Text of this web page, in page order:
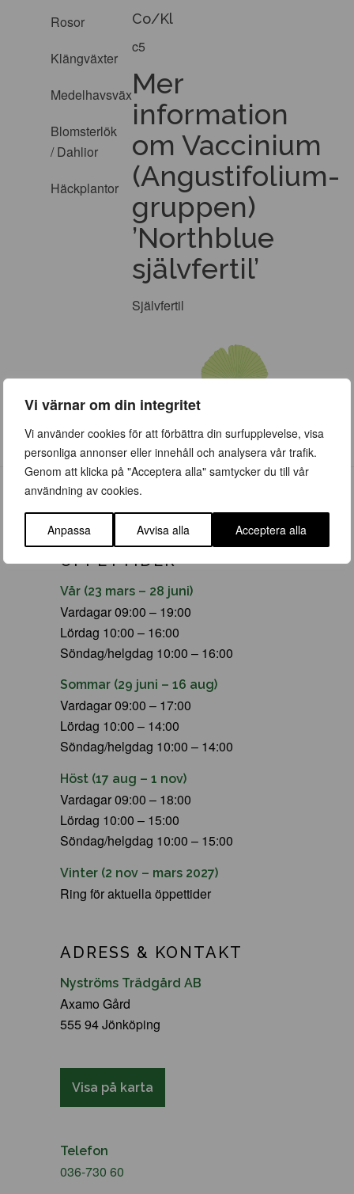
Vi värnar om din integritet
Vi använder cookies för att förbättra din surfupplevelse, visa
personliga annonser eller innehåll och analysera vår trafik.
Genom att klicka på "Acceptera alla" samtycker du till vår
användning av cookies.
Anpassa Avvisa alla Acceptera alla
Rosor
Klängväxter
Medelhavsväxter
Blomsterlök
/ Dahlior
Häckplantor
Co/Kl
c5
Mer
information
om Vaccinium
(Angustifolium-
gruppen)
’Northblue
självfertil’
Självfertil
ÖPPETTIDER
Vår (23 mars – 28 juni)
Vardagar 09:00 – 19:00
Lördag 10:00 – 16:00
Söndag/helgdag 10:00 – 16:00
Sommar (29 juni – 16 aug)
Vardagar 09:00 – 17:00
Lördag 10:00 – 14:00
Söndag/helgdag 10:00 – 14:00
Höst (17 aug – 1 nov)
Vardagar 09:00 – 18:00
Lördag 10:00 – 15:00
Söndag/helgdag 10:00 – 15:00
Vinter (2 nov – mars 2027)
Ring för aktuella öppettider
ADRESS & KONTAKT
Nyströms Trädgård AB
Axamo Gård
555 94 Jönköping
Visa på karta
Telefon
036-730 60